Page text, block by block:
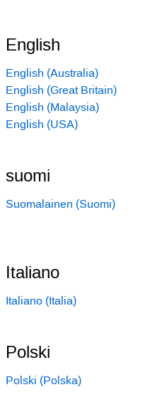
English
English (Australia)
English (Great Britain)
English (Malaysia)
English (USA)
suomi
Suomalainen (Suomi)
Italiano
Italiano (Italia)
Polski
Polski (Polska)